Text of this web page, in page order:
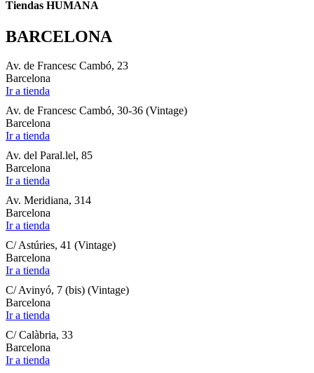
Tiendas HUMANA
BARCELONA
Av. de Francesc Cambó, 23
Barcelona
Ir a tienda
Av. de Francesc Cambó, 30-36 (Vintage)
Barcelona
Ir a tienda
Av. del Paral.lel, 85
Barcelona
Ir a tienda
Av. Meridiana, 314
Barcelona
Ir a tienda
C/ Astúries, 41 (Vintage)
Barcelona
Ir a tienda
C/ Avinyó, 7 (bis) (Vintage)
Barcelona
Ir a tienda
C/ Calàbria, 33
Barcelona
Ir a tienda